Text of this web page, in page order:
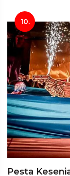
10.
Pesta